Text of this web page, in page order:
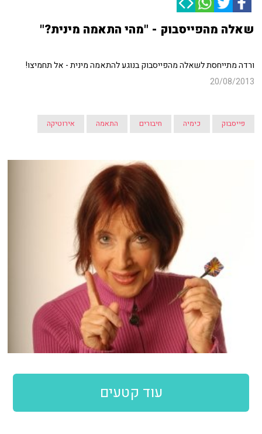
שאלה מהפייסבוק - "מהי התאמה מינית?"
ורדה מתייחסת לשאלה מהפייסבוק בנוגע להתאמה מינית - אל תחמיצו!
20/08/2013
פייסבוק כימיה חיבורים התאמה אירוטיקה
עוד קטעים